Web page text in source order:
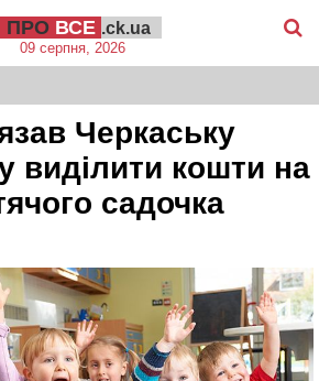
ПРО ВСЕ .ck.ua
09 серпня, 2026
Черкаську
виділити кошти на
садочка